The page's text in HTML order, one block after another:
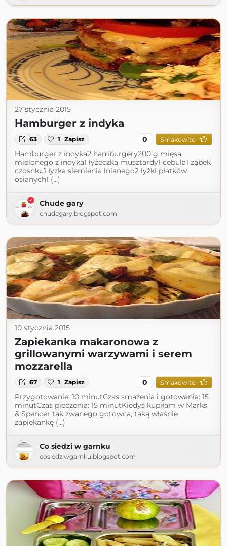
27 stycznia 2015
Hamburger z indyka
63 1 Zapisz 0 Smakowite
Hamburger z indyka2 hamburgery200 g mięsa
mielonego z indyka1 łyżeczka musztardy1 cebula1 ząbek
czosnku1 łyzka siemienia lnianego2 łyżki płatków
osianych1 (...)
Chude gary
chudegary.blogspot.com
10 stycznia 2015
Zapiekanka makaronowa z
grillowanymi warzywami i serem
mozzarella
67 1 Zapisz 0 Smakowite
Przygotowanie: 10 minutCzas smażenia i gotowania: 15
minutCzas pieczenia: 15 minutKiedyś kupiłam w Marks
& Spencer tak zwanego gotowca, taką właśnie
zapiekankę (...)
Co siedzi w garnku
cosiedziwgarnku.blogspot.com